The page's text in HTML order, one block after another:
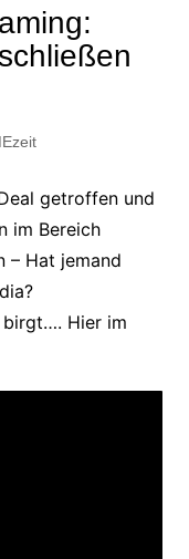
getroffen und
im Bereich
– Hat jemand
birgt…. Hier im